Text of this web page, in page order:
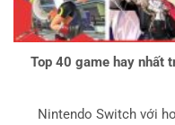
Top 40 game hay nhất
Nintendo Switch với